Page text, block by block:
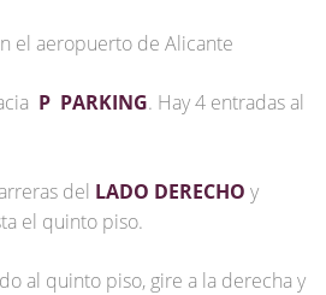
el aeropuerto de Alicante
P PARKING. Hay 4 entradas al
del LADO DERECHO y
el quinto piso.
al quinto piso, gire a la derecha y